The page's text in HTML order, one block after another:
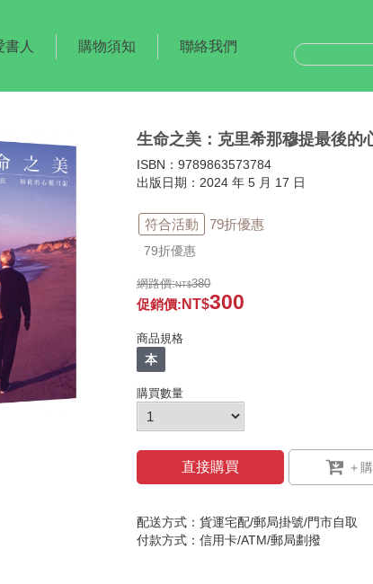
書人 購物須知 聯絡我們
生命之美：克里希那穆提最後的
ISBN：9789863573784
出版日期：2024 年 5 月 17 日
符合活動 79折優惠
79折優惠
網路價: 380
促銷價: 300
商品規格
本
購買數量
直接購買
配送方式：貨運宅配/郵局掛號/門市自取
付款方式：信用卡/ATM/郵局劃撥